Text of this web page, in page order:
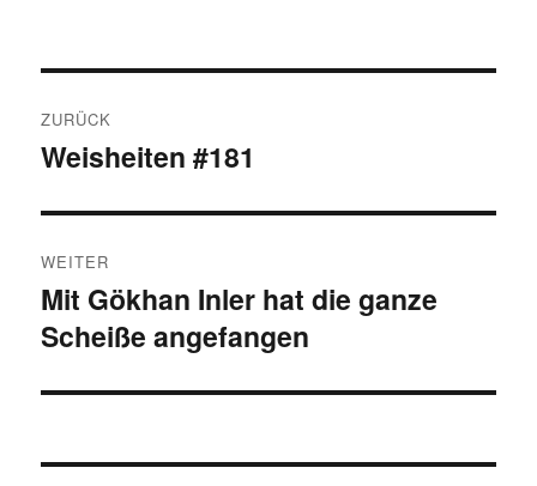
ZURÜCK
Vorheriger
Weisheiten #181
WEITER
Nächster
Beitrag:
Mit Gökhan Inler hat die ganze
Scheiße angefangen